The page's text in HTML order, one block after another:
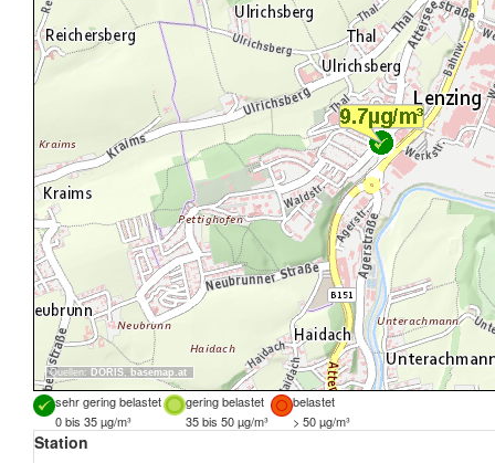
Quellen: DORIS, basemap.at
sehr gering belastet gering belastet
belastet
0 bis 35 µg/m³
35 bis 50 µg/m³ > 50 µg/m³
Station